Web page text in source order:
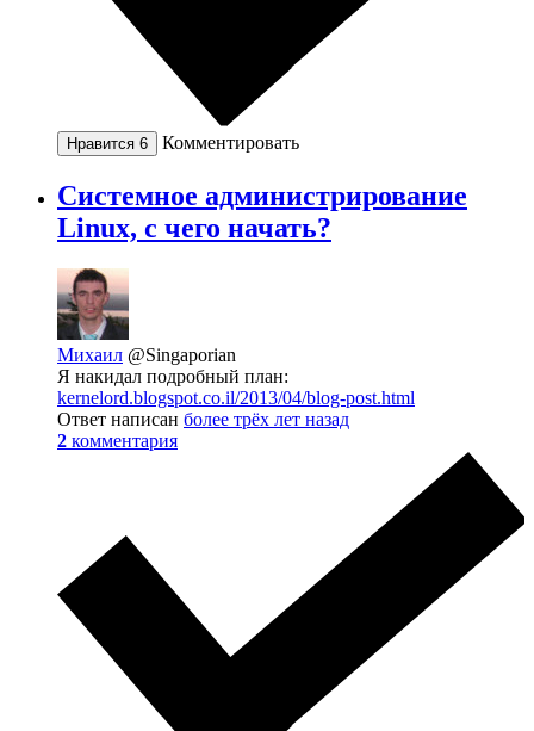
Нравится 6 Комментировать
Системное администрирование
Linux, с чего начать?
Михаил @Singaporian
Я накидал подробный план:
kernelord.blogspot.co.il/2013/04/blog-post.html
Ответ написан более трёх лет назад
2 комментария